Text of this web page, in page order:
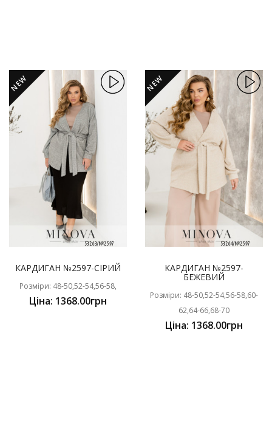
NEW
КАРДИГАН №2597-СІРИЙ
Розміри: 48-50,52-54,56-58,
Ціна: 1368.00грн
NEW
КАРДИГАН №2597-
БЕЖЕВИЙ
Розміри: 48-50,52-54,56-58,60-
62,64-66,68-70
Ціна: 1368.00грн